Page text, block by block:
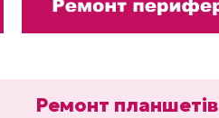
Ремонт планшетів